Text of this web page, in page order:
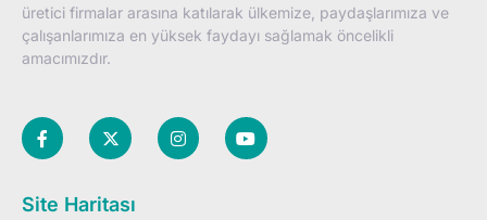
üretici firmalar arasına katılarak ülkemize, paydaşlarımıza ve
çalışanlarımıza en yüksek faydayı sağlamak öncelikli
amacımızdır.
Site Haritası